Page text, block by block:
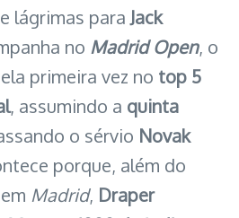
lágrimas para Jack
no Madrid Open, o
primeira vez no top 5
, assumindo a quinta
o sérvio Novak
porque, além do
Madrid, Draper